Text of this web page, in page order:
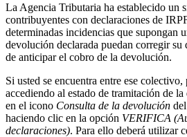
La Agencia Tributaria ha establecido un
contribuyentes con declaraciones de
determinadas incidencias que supongan
devolución declarada puedan corregir
de anticipar el cobro de la devolución.
Si usted se encuentra entre ese
accediendo al estado de tramitación de
en el icono Consulta de la devolución
haciendo clic en la opción VERIFICA
declaraciones). Para ello deberá utilizar